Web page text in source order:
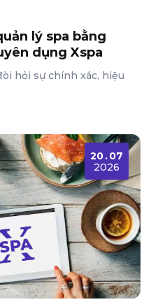
lý spa bằng
dụng Xspa
hỏi sự chính xác, hiệu
20.07
2026